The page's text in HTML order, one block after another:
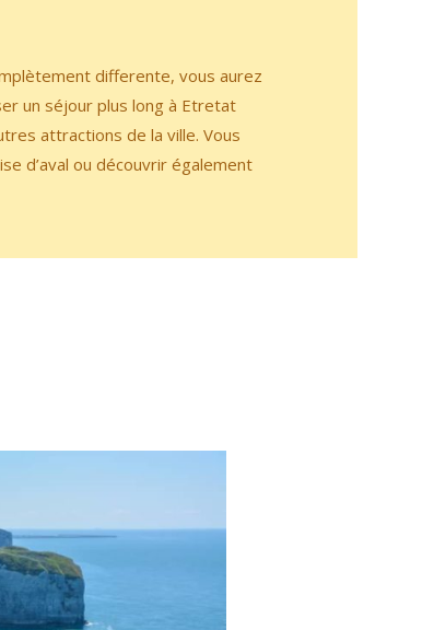
differente, vous aurez
un séjour plus long à Etretat
attractions de la ville. Vous
d’aval ou découvrir également